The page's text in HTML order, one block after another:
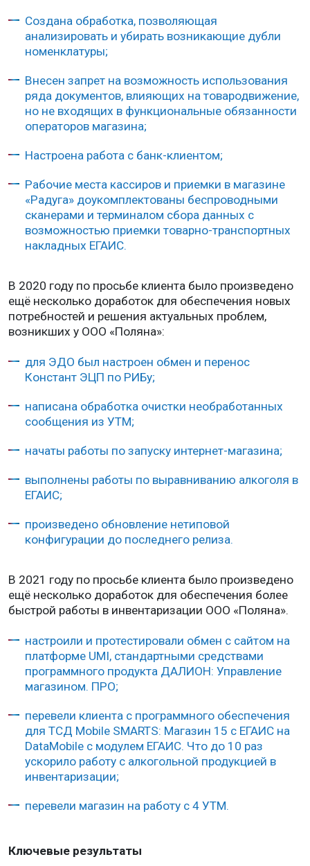
Создана обработка, позволяющая
анализировать и убирать возникающие дубли
номенклатуры;
Внесен запрет на возможность использования
ряда документов, влияющих на товародвижение,
но не входящих в функциональные обязанности
операторов магазина;
Настроена работа с банк-клиентом;
Рабочие места кассиров и приемки в магазине
«Радуга» доукомплектованы беспроводными
сканерами и терминалом сбора данных с
возможностью приемки товарно-транспортных
накладных ЕГАИС.
В 2020 году по просьбе клиента было произведено
ещё несколько доработок для обеспечения новых
потребностей и решения актуальных проблем,
возникших у ООО «Поляна»:
для ЭДО был настроен обмен и перенос
Констант ЭЦП по РИБу;
написана обработка очистки необработанных
сообщения из УТМ;
начаты работы по запуску интернет-магазина;
выполнены работы по выравниванию алкоголя в
ЕГАИС;
произведено обновление нетиповой
конфигурации до последнего релиза.
В 2021 году по просьбе клиента было произведено
ещё несколько доработок для обеспечения более
быстрой работы в инвентаризации ООО «Поляна».
настроили и протестировали обмен с сайтом на
платформе UMI, стандартными средствами
программного продукта ДАЛИОН: Управление
магазином. ПРО;
перевели клиента с программного обеспечения
для ТСД Mobile SMARTS: Магазин 15 с ЕГАИС на
DataMobile с модулем ЕГАИС. Что до 10 раз
ускорило работу с алкогольной продукцией в
инвентаризации;
перевели магазин на работу с 4 УТМ.
Ключевые результаты